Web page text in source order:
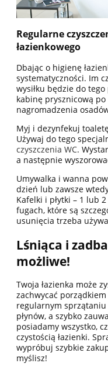
Regularne
łazienkowego
Dbając o higienę
systematyczności. Im
wysiłku będzie do
kabinę prysznicową
nagromadzenia
Myj i dezynfekuj
Używaj do tego
czyszczenia WC.
a następnie
Umywalka i wanna
dzień lub zawsze
Kafelki i płytki – 1 lub
fugach, które są
usunięcia trzeba
Lśniąca i
możliwe!
Twoja łazienka może
zachwycać
regularnym
płynów, a szybko
posiadamy wszystko,
czystością łazienki.
wypróbuj szybkie
myślisz!